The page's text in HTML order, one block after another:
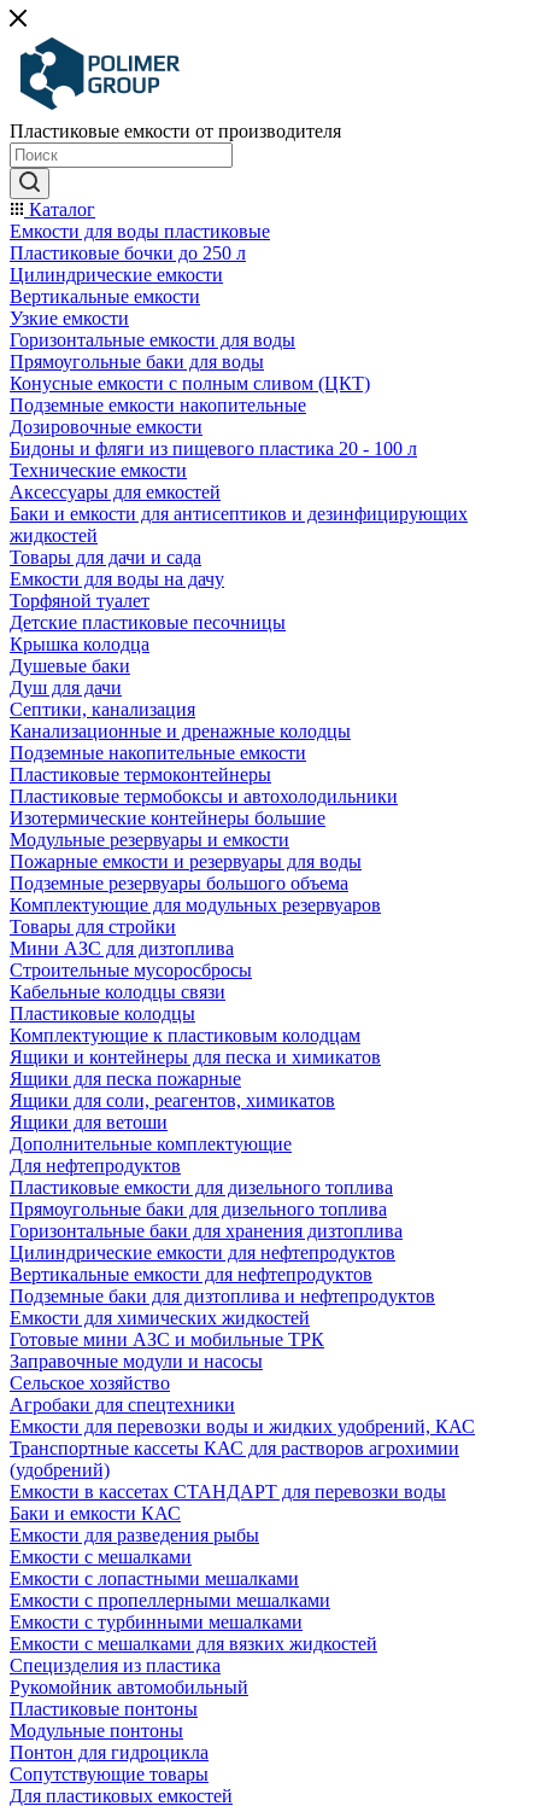
Пластиковые емкости от производителя
Каталог
Емкости для воды пластиковые
Пластиковые бочки до 250 л
Цилиндрические емкости
Вертикальные емкости
Узкие емкости
Горизонтальные емкости для воды
Прямоугольные баки для воды
Конусные емкости с полным сливом (ЦКТ)
Подземные емкости накопительные
Дозировочные емкости
Бидоны и фляги из пищевого пластика 20 - 100 л
Технические емкости
Аксессуары для емкостей
Баки и емкости для антисептиков и дезинфицирующих
жидкостей
Товары для дачи и сада
Емкости для воды на дачу
Торфяной туалет
Детские пластиковые песочницы
Крышка колодца
Душевые баки
Душ для дачи
Септики, канализация
Канализационные и дренажные колодцы
Подземные накопительные емкости
Пластиковые термоконтейнеры
Пластиковые термобоксы и автохолодильники
Изотермические контейнеры большие
Модульные резервуары и емкости
Пожарные емкости и резервуары для воды
Подземные резервуары большого объема
Комплектующие для модульных резервуаров
Товары для стройки
Мини АЗС для дизтоплива
Строительные мусоросбросы
Кабельные колодцы связи
Пластиковые колодцы
Комплектующие к пластиковым колодцам
Ящики и контейнеры для песка и химикатов
Ящики для песка пожарные
Ящики для соли, реагентов, химикатов
Ящики для ветоши
Дополнительные комплектующие
Для нефтепродуктов
Пластиковые емкости для дизельного топлива
Прямоугольные баки для дизельного топлива
Горизонтальные баки для хранения дизтоплива
Цилиндрические емкости для нефтепродуктов
Вертикальные емкости для нефтепродуктов
Подземные баки для дизтоплива и нефтепродуктов
Емкости для химических жидкостей
Готовые мини АЗС и мобильные ТРК
Заправочные модули и насосы
Сельское хозяйство
Агробаки для спецтехники
Емкости для перевозки воды и жидких удобрений, КАС
Транспортные кассеты КАС для растворов агрохимии
(удобрений)
Емкости в кассетах СТАНДАРТ для перевозки воды
Баки и емкости КАС
Емкости для разведения рыбы
Емкости с мешалками
Емкости с лопастными мешалками
Емкости с пропеллерными мешалками
Емкости с турбинными мешалками
Емкости с мешалками для вязких жидкостей
Специзделия из пластика
Рукомойник автомобильный
Пластиковые понтоны
Модульные понтоны
Понтон для гидроцикла
Сопутствующие товары
Для пластиковых емкостей